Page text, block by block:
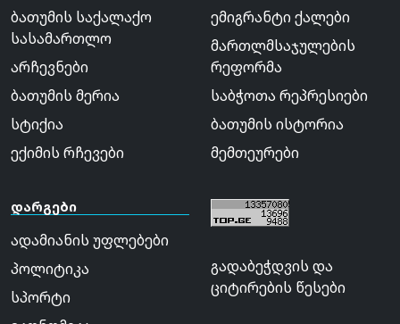
ბათუმის საქალაქო
სასამართლო
არჩევნები
ბათუმის მერია
სტიქია
ექიმის რჩევები
ემიგრანტი ქალები
მართლმსაჯულების
რეფორმა
საბჭოთა რეპრესიები
ბათუმის ისტორია
მემთეურები
დარგები
ადამიანის უფლებები
პოლიტიკა
სპორტი
გადაბეჭდვის და
ციტირების წესები